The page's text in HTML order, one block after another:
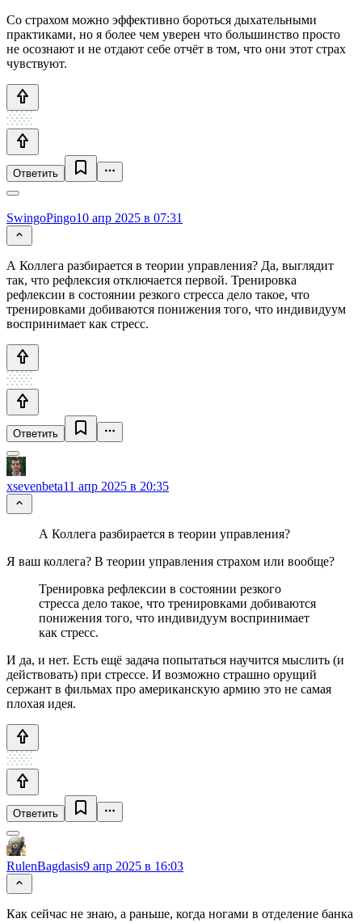
Со страхом можно эффективно бороться дыхательными
практиками, но я более чем уверен что большинство просто
не осознают и не отдают себе отчёт в том, что они этот страх
чувствуют.
Ответить
SwingoPingo10 апр 2025 в 07:31
А Коллега разбирается в теории управления? Да, выглядит
так, что рефлексия отключается первой. Тренировка
рефлексии в состоянии резкого стресса дело такое, что
тренировками добиваются понижения того, что индивидуум
воспринимает как стресс.
Ответить
xsevenbeta11 апр 2025 в 20:35
А Коллега разбирается в теории управления?
Я ваш коллега? В теории управления страхом или вообще?
Тренировка рефлексии в состоянии резкого
стресса дело такое, что тренировками добиваются
понижения того, что индивидуум воспринимает
как стресс.
И да, и нет. Есть ещё задача попытаться научится мыслить (и
действовать) при стрессе. И возможно страшно орущий
сержант в фильмах про американскую армию это не самая
плохая идея.
Ответить
RulenBagdasis9 апр 2025 в 16:03
Как сейчас не знаю, а раньше, когда ногами в отделение банка